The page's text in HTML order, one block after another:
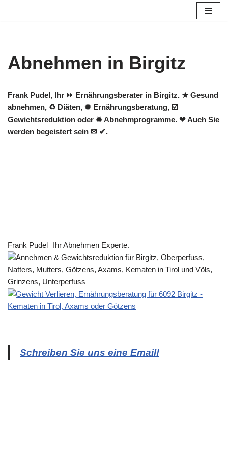
Abnehmen in Birgitz
Frank Pudel, Ihr ⏩ Ernährungsberater in Birgitz. ★ Gesund
abnehmen, ♻ Diäten, ✺ Ernährungsberatung, ☑️
Gewichtsreduktion oder ✹ Abnehmprogramme. ❤ Auch Sie
werden begeistert sein ✉ ✔.
Frank Pudel Ihr Abnehmen Experte.
Schreiben Sie uns eine Email!